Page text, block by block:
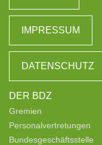
IMPRESSUM
DATENSCHUTZ
DER BDZ
Gremien
Personalvertretungen
Bundesgeschäftsstelle